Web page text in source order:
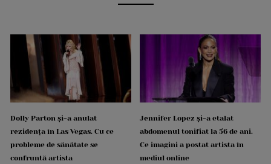
Dolly Parton și-a anulat
rezidența în Las Vegas. Cu ce
probleme de sănătate se
confruntă artista
Jennifer Lopez și-a etalat
abdomenul tonifiat la 56 de ani.
Ce imagini a postat artista în
mediul online